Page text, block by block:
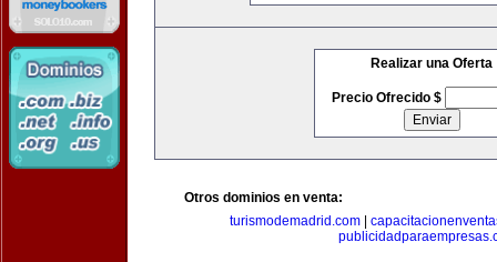
Realizar una Oferta
Precio Ofrecido $
Otros dominios en venta:
turismodemadrid.com|